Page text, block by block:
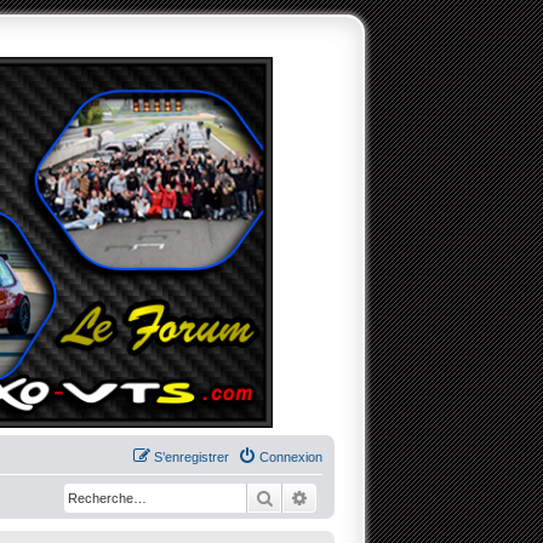
Connexion
S’enregistrer
RechercherRecherche avancée